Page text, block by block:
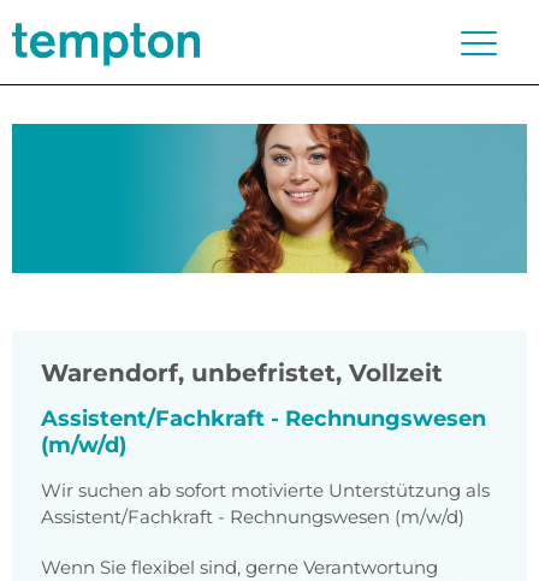
Warendorf, unbefristet, Vollzeit
Assistent/Fachkraft - Rechnungswesen
(m/w/d)
Wir suchen ab sofort motivierte Unterstützung als
Assistent/Fachkraft - Rechnungswesen (m/w/d)
Wenn Sie flexibel sind, gerne Verantwortung